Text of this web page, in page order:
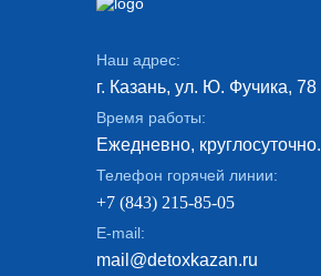
Наш адрес:
г. Казань, ул. Ю. Фучика, 78
Время работы:
Ежедневно, круглосуточно.
Телефон горячей линии:
+7 (843) 215-85-05
E-mail:
mail@detoxkazan.ru